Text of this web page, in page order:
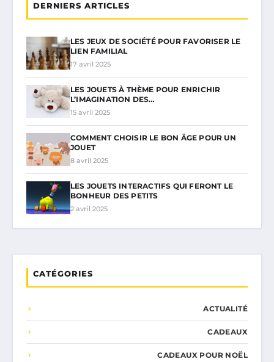
DERNIERS ARTICLES
LES JEUX DE SOCIÉTÉ POUR FAVORISER LE
LIEN FAMILIAL
17 avril 2025
LES JOUETS À THÈME POUR ENRICHIR
L’IMAGINATION DES…
15 avril 2025
COMMENT CHOISIR LE BON ÂGE POUR UN
JOUET
8 avril 2025
LES JOUETS INTERACTIFS QUI FERONT LE
BONHEUR DES PETITS
2 avril 2025
CATÉGORIES
ACTUALITÉ
CADEAUX
CADEAUX POUR NOËL